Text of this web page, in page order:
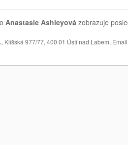
Anastasie Ashleyová zobrazuje
, Klíšská 977/77, 400 01 Ústí nad Labem,